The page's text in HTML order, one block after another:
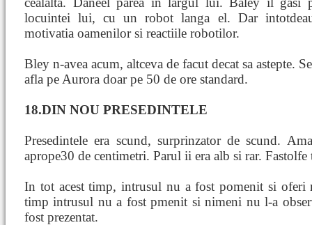
locuintei lui, cu un robot langa el. Dar
motivatia oamenilor si reactiile robotilor.
Bley n-avea acum, altceva de facut decat sa astepte.
afla pe Aurora doar pe 50 de ore standard.
18.DIN NOU PRESEDINTELE
Presedintele era scund, surprinzator de scund.
aprope30 de centimetri. Parul ii era alb si rar.
In tot acest timp, intrusul nu a fost pomenit si oferi
timp intrusul nu a fost pmenit si nimeni nu l-a
fost prezentat.